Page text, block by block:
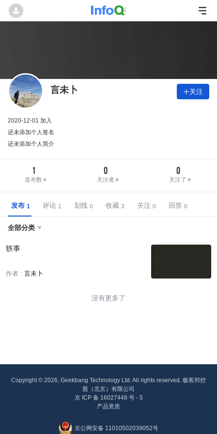
言未卜 关注
2020-12-01 加入
还未添加个人签名
还未添加个人简介
1
发布数
0
关注者
0
关注了
发布 评论 划线 收藏 关注 回答
全部分类 
轶事
作者 : 言未卜
没有更多了
Copyright © 2026, Geekbang Technology Ltd. All rights reserved. 极客邦控
股（北京）有限公司
京 ICP 备 16027448 号 - 5
产品资质
京公网安备 11010502039052号